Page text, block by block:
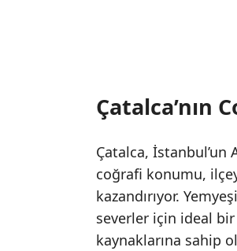
Çatalca’nın
Çatalca, İstanbul’un
coğrafi konumu,
kazandırıyor.
severler için ideal
kaynaklarına sahip